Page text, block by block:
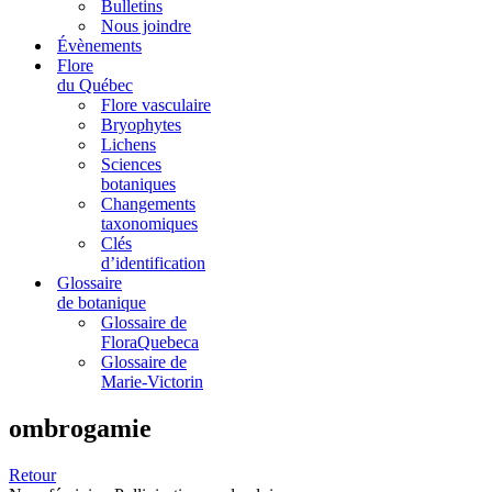
Bulletins
Nous joindre
Évènements
Flore
du Québec
Flore vasculaire
Bryophytes
Lichens
Sciences
botaniques
Changements
taxonomiques
Clés
d’identification
Glossaire
de botanique
Glossaire de
FloraQuebeca
Glossaire de
Marie-Victorin
ombrogamie
Retour